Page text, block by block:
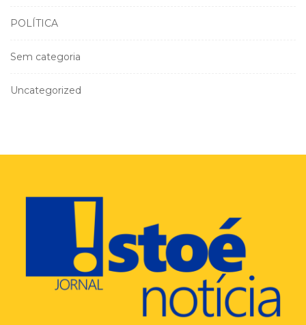
POLÍTICA
Sem categoria
Uncategorized